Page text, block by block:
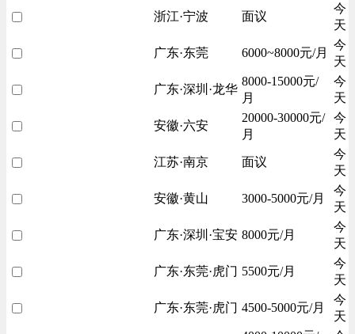
浙江·宁波 面议
今
天
广东·东莞 6000~8000元/月
今
天
广东·深圳·龙华
8000-15000元/
月
今
天
安徽·六安
20000-30000元/
月
今
天
江苏·南京 面议
今
天
安徽·黄山 3000-5000元/月
今
天
广东·深圳·宝安 8000元/月
今
天
广东·东莞·虎门 5500元/月
今
天
广东·东莞·虎门 4500-5000元/月
今
天